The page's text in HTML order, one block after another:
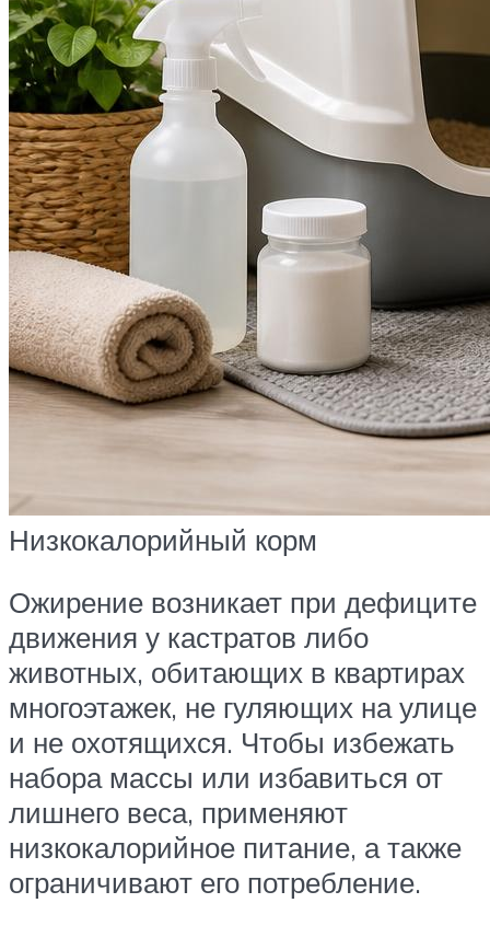
Низкокалорийный корм
Ожирение возникает при дефиците
движения у кастратов либо
животных, обитающих в квартирах
многоэтажек, не гуляющих на улице
и не охотящихся. Чтобы избежать
набора массы или избавиться от
лишнего веса, применяют
низкокалорийное питание, а также
ограничивают его потребление.